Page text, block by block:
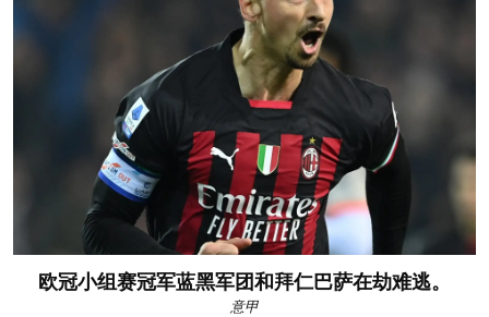
欧冠小组赛冠军蓝黑军团和拜仁巴萨在劫难逃。
意甲